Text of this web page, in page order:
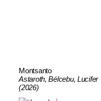
Montsanto
Astaroth, Bélcebu, Lucifer
(2026)